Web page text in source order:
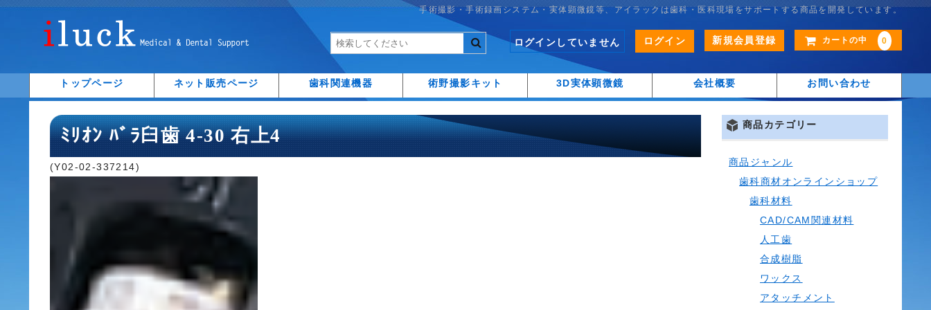
手術撮影・手術録画システム・実体顕微鏡等、アイラックは歯科・医科現場をサポートする商品を開発しています。
カートの中 0
ログインしていません ログイン 新規会員登録
トップページ ネット販売ページ 歯科関連機器 術野撮影キット 3D実体顕微鏡 会社概要 お問い合わせ
ﾐﾘｵﾝ ﾊﾞﾗ臼歯 4-30 右上4
(Y02-02-337214)
商品カテゴリー
商品ジャンル
歯科商材オンラインショップ
歯科材料
CAD/CAM関連材料
人工歯
合成樹脂
ワックス
アタッチメント